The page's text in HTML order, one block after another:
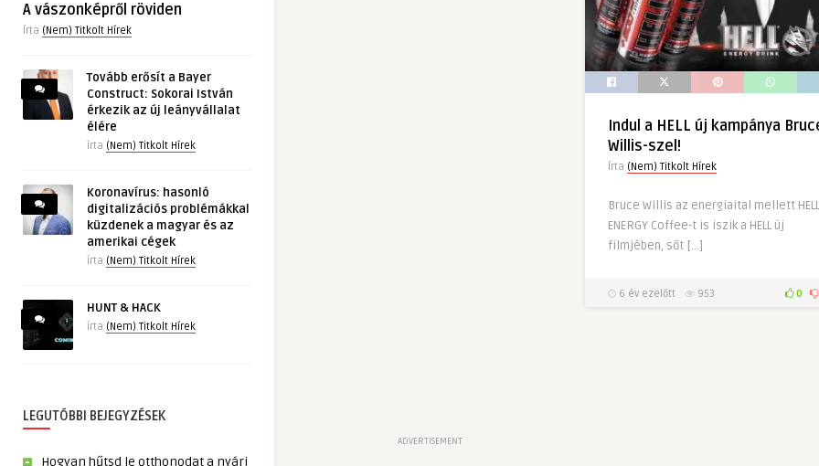
A vászonképről röviden
Írta (Nem) Titkolt Hírek
Tovább erősít a Bayer
Construct: Sokorai István
érkezik az új leányvállalat
élére
írta (Nem) Titkolt Hírek
Koronavírus: hasonló
digitalizációs problémákkal
küzdenek a magyar és az
amerikai cégek
írta (Nem) Titkolt Hírek
HUNT & HACK
írta (Nem) Titkolt Hírek
LEGUTÓBBI BEJEGYZÉSEK
Hogyan hűtsd le otthonodat a nyári
ADVERTISEMENT
Indul a HELL új kampánya
Willis-szel!
Írta (Nem) Titkolt Hírek
Bruce Willis az energiaital mellett HELL
ENERGY Coffee-t is iszik a HELL új
filmjében, sőt […]
6 év ezelőtt 953 0